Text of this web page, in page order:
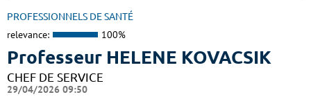
PROFESSIONNELS DE SANTÉ
relevance: 100%
Professeur HELENE KOVACSIK
CHEF DE SERVICE
29/04/2026 09:50